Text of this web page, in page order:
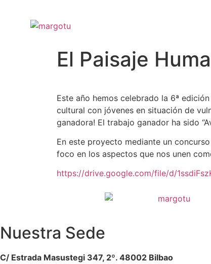
El Paisaje
Este año hemos celebrado la 6ª
cultural con jóvenes en situación de
ganadora! El trabajo ganador ha sido
En este proyecto mediante un
foco en los aspectos que nos unen
https://drive.google.com/file/d/
Nuestra Sede
C/ Estrada Masustegi 347, 2º. 48002 Bilbao